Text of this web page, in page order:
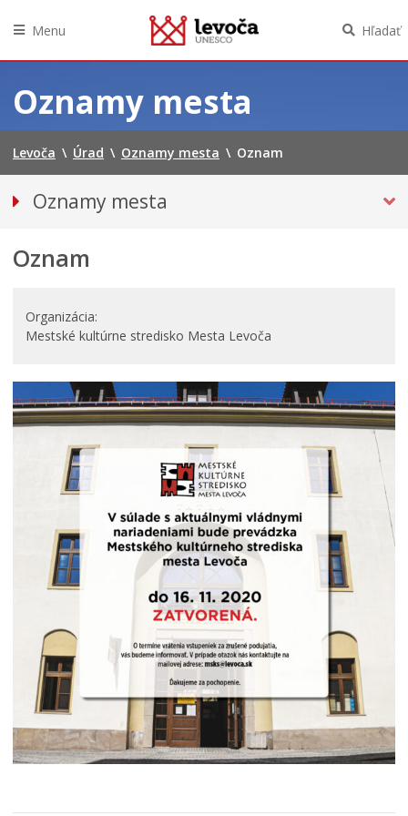
obsah
Menu Hľadať
Oznamy mesta
Levoča \ Úrad \ Oznamy mesta \ Oznam
Oznamy mesta
Bezpečnosť
Financie
KULTÚRA, ŠPORT A PROPAGÁCIA
Rodina, život, bývanie
Školstvo
Stavby, prenájmy a pozemky
Zamestnanie v samospráve
Životné prostredie a odpady
Oznam
Organizácia
Mestské kultúrne stredisko Mesta Levoča